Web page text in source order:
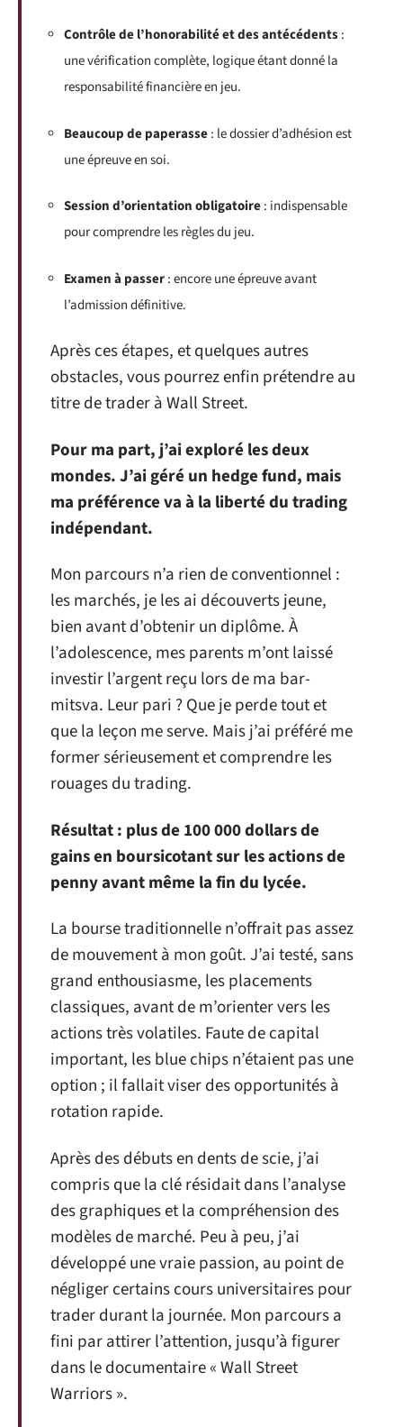
Contrôle de l’honorabilité et des antécédents:
une vérification complète, logique étant donné la
responsabilité financière en jeu.
Beaucoup de paperasse: le dossier d’adhésion est
une épreuve en soi.
Session d’orientation obligatoire: indispensable
pour comprendre les règles du jeu.
Examen à passer: encore une épreuve avant
l’admission définitive.
Après ces étapes, et quelques autres
obstacles, vous pourrez enfin prétendre au
titre de trader à Wall Street.
Pour ma part, j’ai exploré les deux
mondes. J’ai géré un hedge fund, mais
ma préférence va à la liberté du trading
indépendant.
Mon parcours n’a rien de conventionnel :
les marchés, je les ai découverts jeune,
bien avant d’obtenir un diplôme. À
l’adolescence, mes parents m’ont laissé
investir l’argent reçu lors de ma bar-
mitsva. Leur pari ? Que je perde tout et
que la leçon me serve. Mais j’ai préféré me
former sérieusement et comprendre les
rouages du trading.
Résultat : plus de 100 000 dollars de
gains en boursicotant sur les actions de
penny avant même la fin du lycée.
La bourse traditionnelle n’offrait pas assez
de mouvement à mon goût. J’ai testé, sans
grand enthousiasme, les placements
classiques, avant de m’orienter vers les
actions très volatiles. Faute de capital
important, les blue chips n’étaient pas une
option ; il fallait viser des opportunités à
rotation rapide.
Après des débuts en dents de scie, j’ai
compris que la clé résidait dans l’analyse
des graphiques et la compréhension des
modèles de marché. Peu à peu, j’ai
développé une vraie passion, au point de
négliger certains cours universitaires pour
trader durant la journée. Mon parcours a
fini par attirer l’attention, jusqu’à figurer
dans le documentaire « Wall Street
Warriors ».